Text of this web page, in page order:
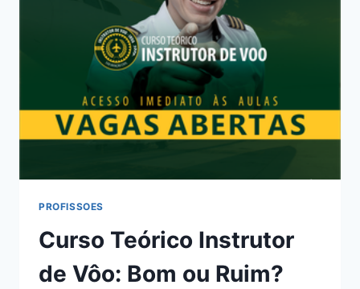
OU
RUIM?
REVIEW
CURSO
DO
FÁBIO
HOTMART
CONFIÁVEL?
PROFISSOES
Curso Teórico Instrutor
de Vôo: Bom ou Ruim?